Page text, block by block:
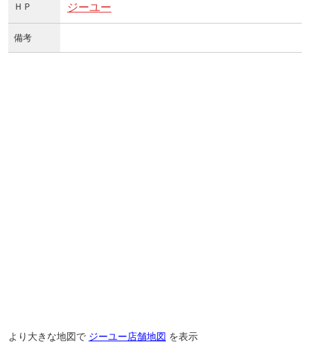
ＨＰ ジーユー
備考
より大きな地図で ジーユー店舗地図 を表示